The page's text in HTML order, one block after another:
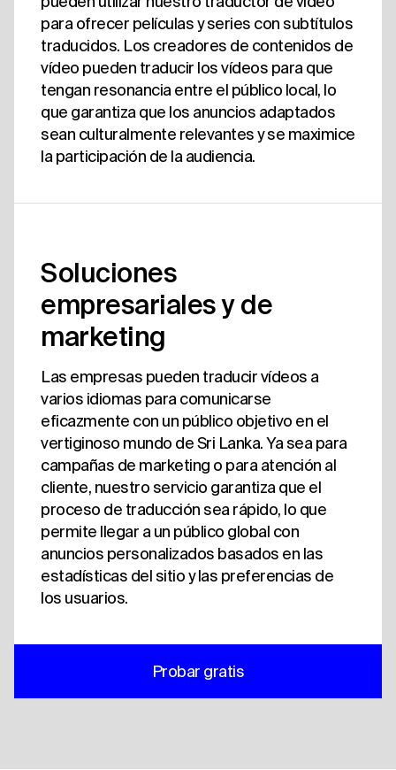
para ofrecer películas y series con subtítulos
traducidos. Los creadores de contenidos de
vídeo pueden traducir los vídeos para que
tengan resonancia entre el público local, lo
que garantiza que los anuncios adaptados
sean culturalmente relevantes y se maximice
la participación de la audiencia.
Soluciones
empresariales y de
marketing
Las empresas pueden traducir vídeos a
varios idiomas para comunicarse
eficazmente con un público objetivo en el
vertiginoso mundo de Sri Lanka. Ya sea para
campañas de marketing o para atención al
cliente, nuestro servicio garantiza que el
proceso de traducción sea rápido, lo que
permite llegar a un público global con
anuncios personalizados basados en las
estadísticas del sitio y las preferencias de
los usuarios.
Probar gratis